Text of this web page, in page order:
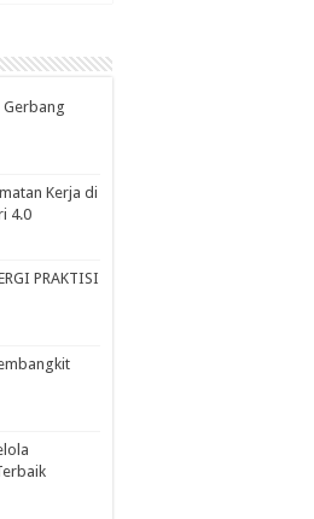
Gerbang
Kerja di
4.0
PRAKTISI